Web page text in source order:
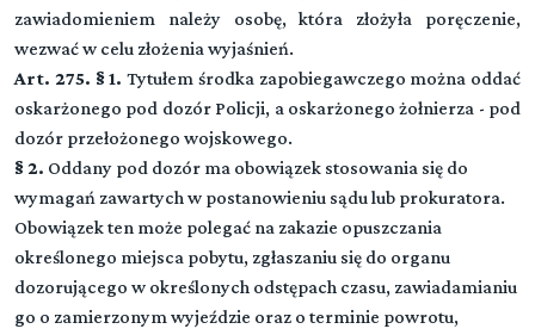
zawiadomieniem należy osobę, która złożyła poręczenie,
wezwać w celu złożenia wyjaśnień.
Art. 275. § 1. Tytułem środka zapobiegawczego można oddać
oskarżonego pod dozór Policji, a oskarżonego żołnierza - pod
dozór przełożonego wojskowego.
§ 2. Oddany pod dozór ma obowiązek stosowania się do
wymagań zawartych w postanowieniu sądu lub prokuratora.
Obowiązek ten może polegać na zakazie opuszczania
określonego miejsca pobytu, zgłaszaniu się do organu
dozorującego w określonych odstępach czasu, zawiadamianiu
go o zamierzonym wyjeździe oraz o terminie powrotu,